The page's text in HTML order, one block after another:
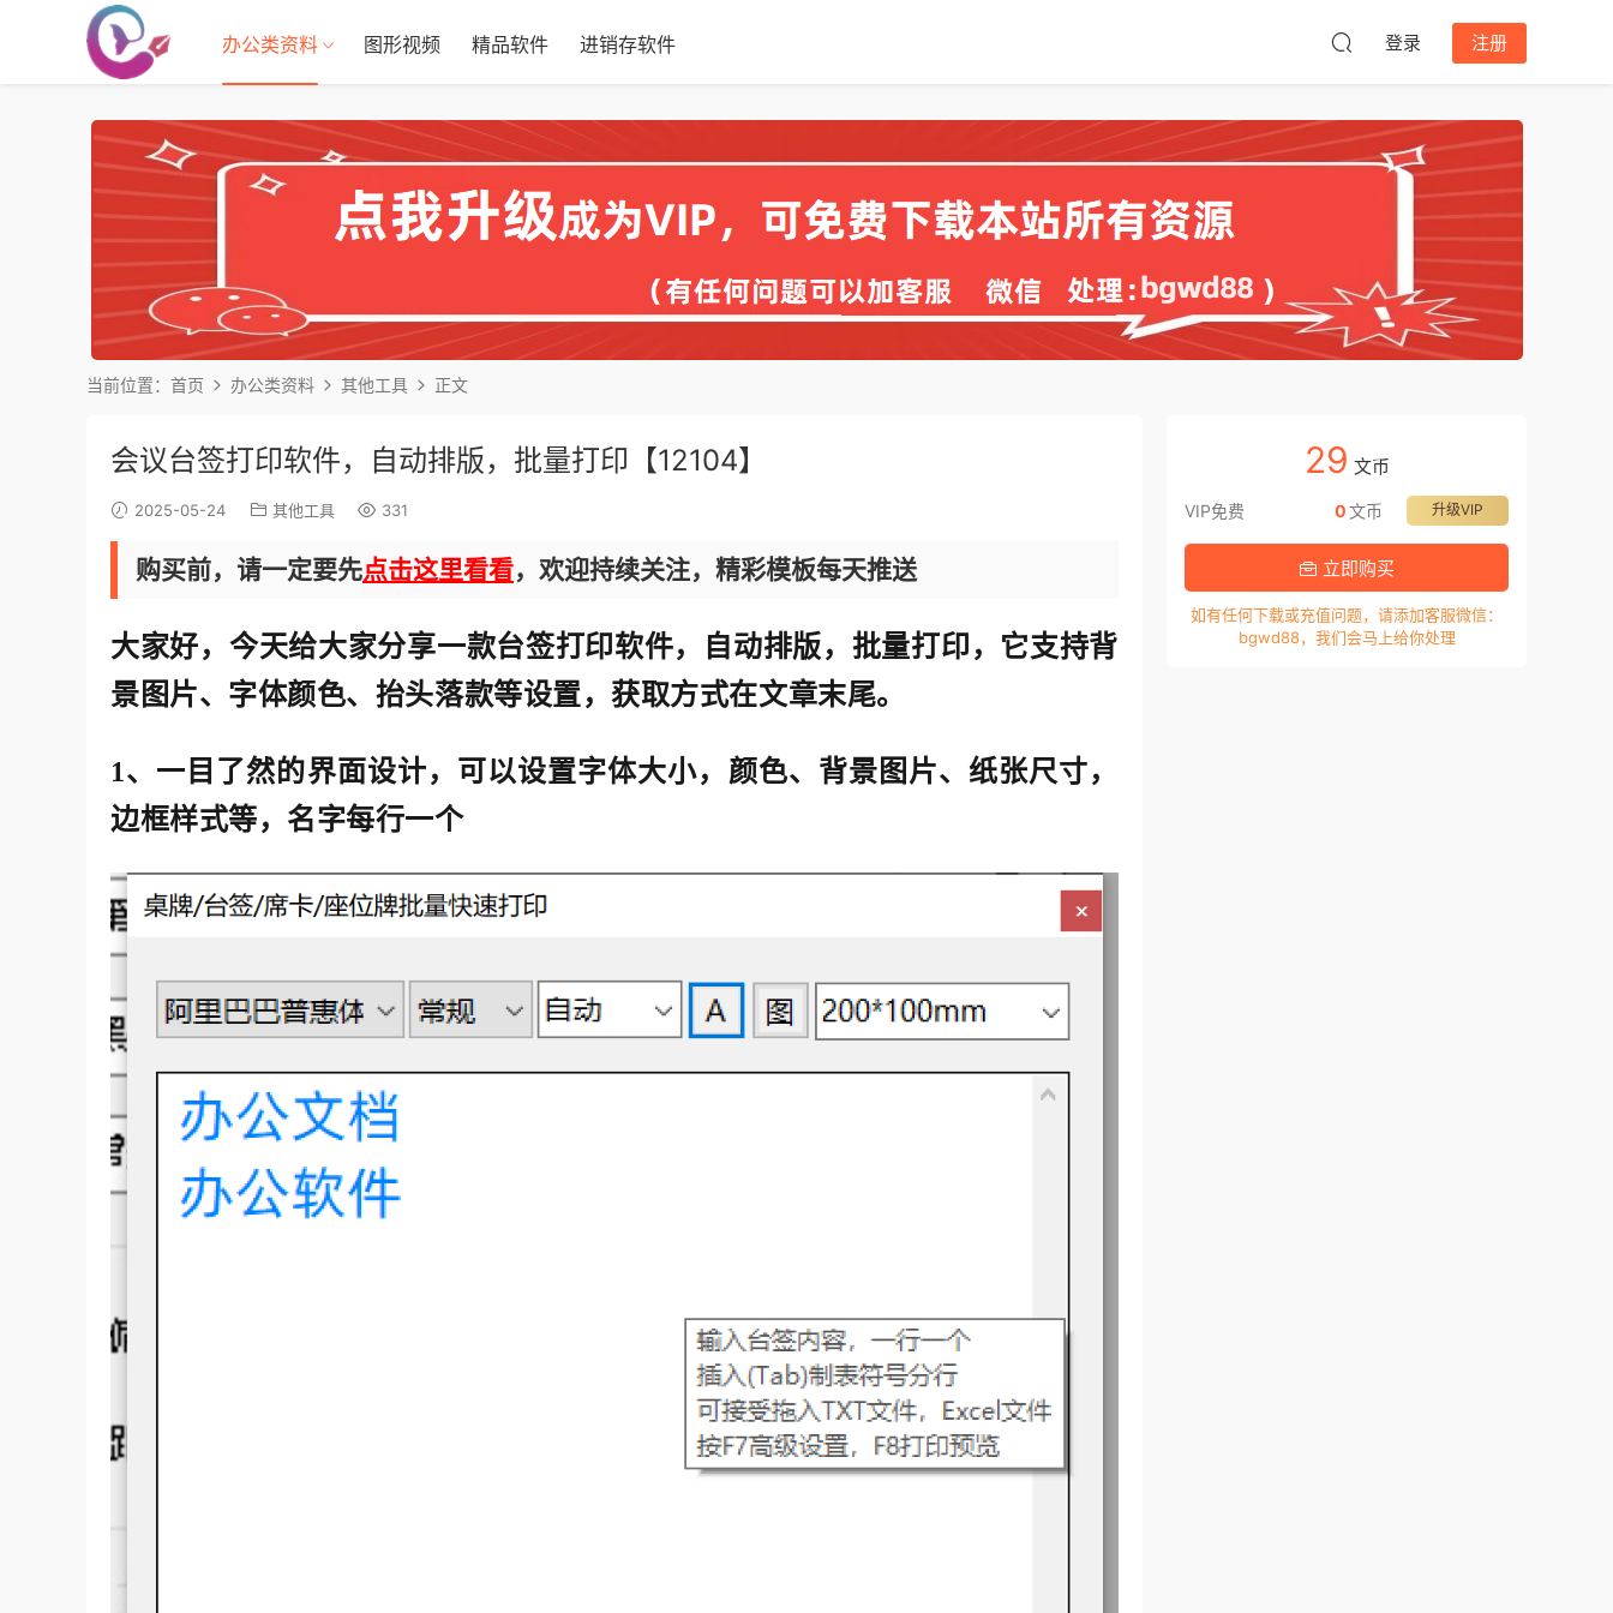
办公类资料 图形视频 精品软件 进销存软件 登录 注册
当前位置： 首页 办公类资料 其他工具 正文
会议台签打印软件，自动排版，批量打印【12104】
2025-05-24 其他工具 331
购买前，请一定要先点击这里看看，欢迎持续关注，精彩模板每天推送
大家好，今天给大家分享一款台签打印软件，自动排版，批量打印，它支持背
景图片、字体颜色、抬头落款等设置，获取方式在文章末尾。
1、一目了然的界面设计，可以设置字体大小，颜色、背景图片、纸张尺寸，
边框样式等，名字每行一个
29 文币
VIP免费 升级VIP
0文币
立即购买
如有任何下载或充值问题，请添加客服微信：
bgwd88，我们会马上给你处理